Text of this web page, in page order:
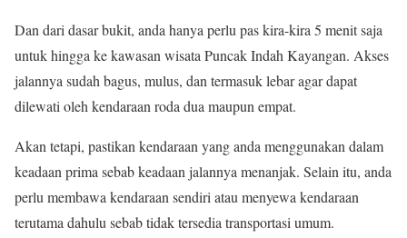
Dan dari dasar bukit, anda hanya perlu pas kira-kira 5 menit saja
untuk hingga ke kawasan wisata Puncak Indah Kayangan. Akses
jalannya sudah bagus, mulus, dan termasuk lebar agar dapat
dilewati oleh kendaraan roda dua maupun empat.
Akan tetapi, pastikan kendaraan yang anda menggunakan dalam
keadaan prima sebab keadaan jalannya menanjak. Selain itu, anda
perlu membawa kendaraan sendiri atau menyewa kendaraan
terutama dahulu sebab tidak tersedia transportasi umum.